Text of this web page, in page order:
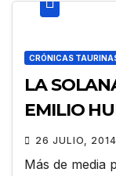
CRÓNICAS
LA
EMILIO
26 JULIO, 2014
Más de media